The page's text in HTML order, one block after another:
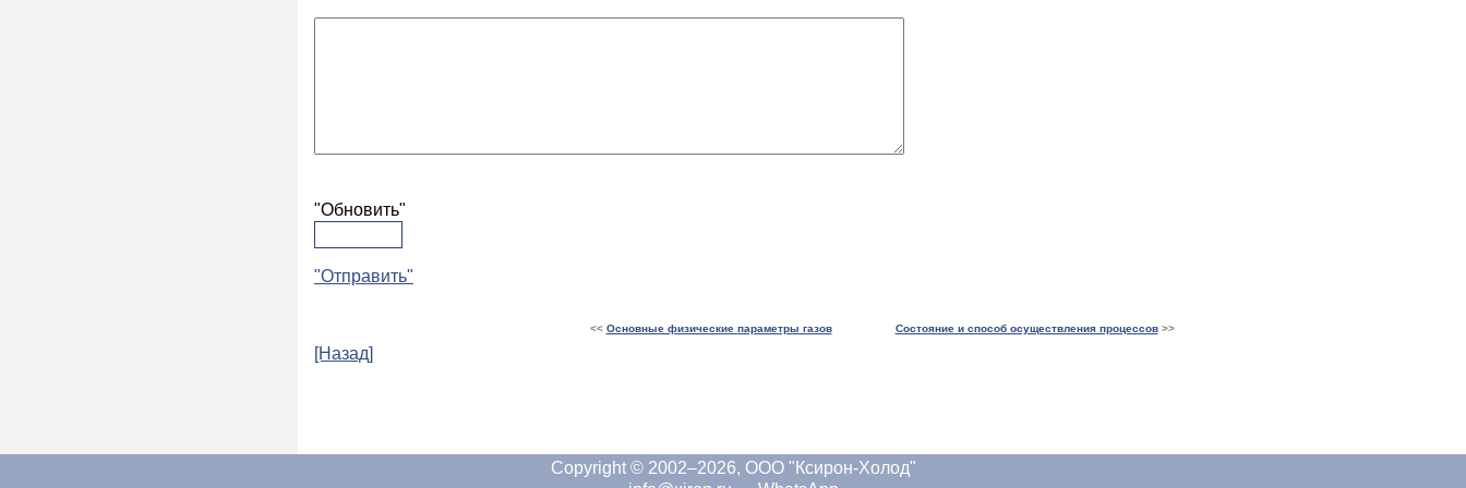
"Обновить"
"Отправить"
<< Основные физические параметры газов Состояние и способ осуществления процессов>>
[Назад]
Copyright © 2002–2026, ООО "Ксирон-Холод"